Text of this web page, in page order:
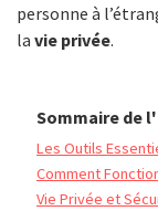
personne à
la vie privée.
Sommaire de
Les Outils
Comment
Vie Privée et